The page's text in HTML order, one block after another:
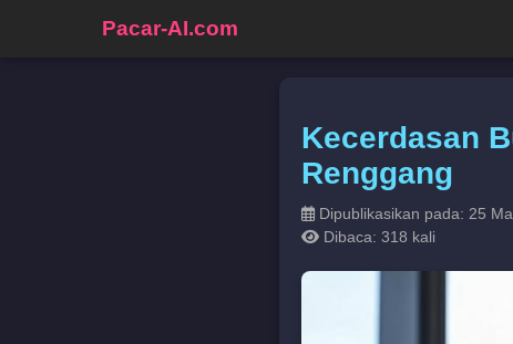
Pacar-AI.com
Kecerdasan
Renggang
Dipublikasikan pada: 25
Dibaca: 318 kali